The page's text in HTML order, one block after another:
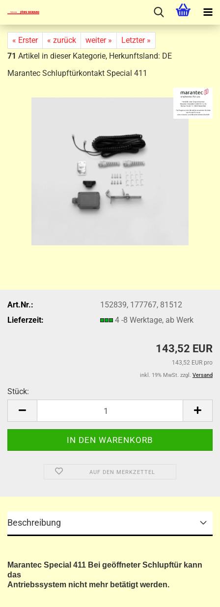
« Erster « zurück weiter »
Letzter »
71 Artikel in dieser Kategorie, Herkunftsland: DE
Marantec Schlupftürkontakt Special 411
Art.Nr.:
152839, 177767, 81512
Lieferzeit:
4 -8 Werktage, ab Werk
143,52 EUR
143,52 EUR pro
inkl. 19% MwSt. zzgl. Versand
Stück:
AUF DEN MERKZETTEL
Beschreibung
Marantec Special 411 Bei geöffneter Schlupftür kann
das
Antriebssystem nicht mehr betätigt werden​.